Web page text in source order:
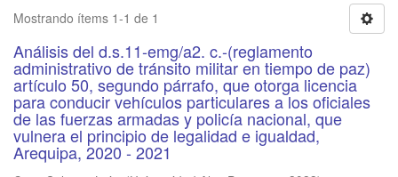
Mostrando ítems 1-1 de 1
Análisis del d.s.11-emg/a2. c.-(reglamento
administrativo de tránsito militar en tiempo de paz)
artículo 50, segundo párrafo, que otorga licencia
para conducir vehículos particulares a los oficiales
de las fuerzas armadas y policía nacional, que
vulnera el principio de legalidad e igualdad,
Arequipa, 2020 - 2021